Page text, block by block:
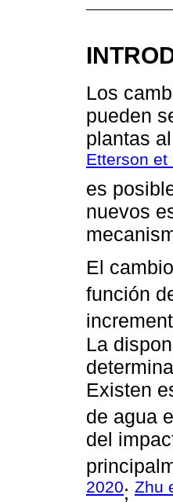
Los
pueden
plantas
Etterson et
es
nuevos
El
función
La
Existen
de agua
del
2020; Zhu